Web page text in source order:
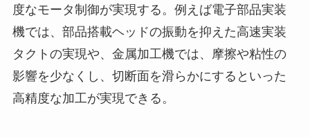
度なモータ制御が実現する。例えば電子部品実装
機では、部品搭載ヘッドの振動を抑えた高速実装
タクトの実現や、金属加工機では、摩擦や粘性の
影響を少なくし、切断面を滑らかにするといった
高精度な加工が実現できる。